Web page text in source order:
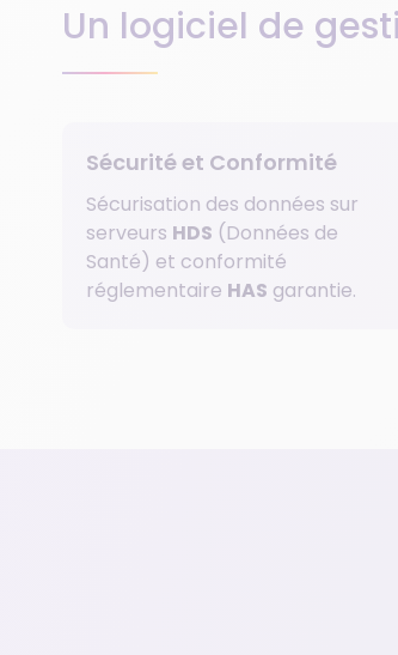
Un logiciel de
Sécurité et Conformité
Sécurisation des données sur
serveurs HDS (Données de
Santé) et conformité
réglementaire HAS garantie.